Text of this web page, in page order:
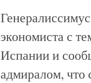
экономиста с
Испании и
адмиралом, что